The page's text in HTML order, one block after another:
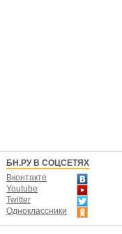
БН.РУ В СОЦСЕТЯХ
Вконтакте
Youtube
Twitter
Одноклассники